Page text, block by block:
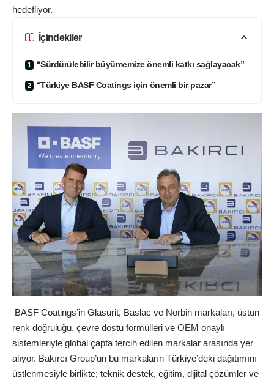
hedefliyor.
İçindekiler
“Sürdürülebilir büyümemize önemli katkı sağlayacak”
“Türkiye BASF Coatings için önemli bir pazar”
BASF Coatings’in Glasurit, Baslac ve Norbin markaları, üstün
renk doğruluğu, çevre dostu formülleri ve OEM onaylı
sistemleriyle global çapta tercih edilen markalar arasında yer
alıyor. Bakırcı Group’un bu markaların Türkiye’deki dağıtımını
üstlenmesiyle birlikte; teknik destek, eğitim, dijital çözümler ve